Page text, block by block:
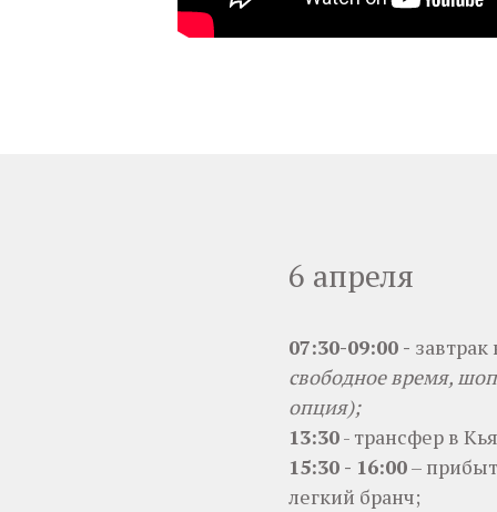
6 апреля
07:30-09:00 - завтрак
свободное время,
опция);
13:30- трансфер в
15:30 - 16:00–
легкий бранч;